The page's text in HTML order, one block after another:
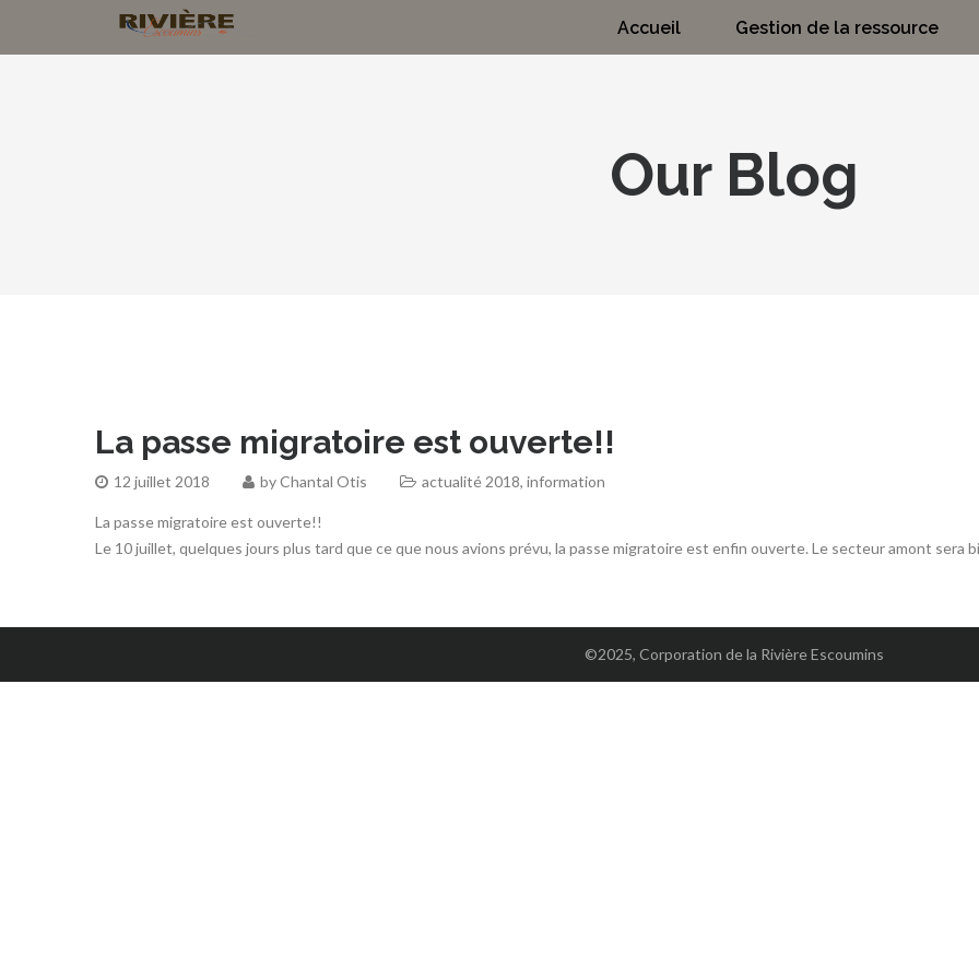
Accueil Gestion de la ressource
Our Blog
La passe migratoire est ouverte!!
12 juillet 2018 byChantal Otis actualité 2018, information
La passe migratoire est ouverte!!
Le 10 juillet, quelques jours plus tard que ce que nous avions prévu, la passe migratoire est enfin ouverte. Le secteur amont sera
©2025, Corporation de la Rivière Escoumins